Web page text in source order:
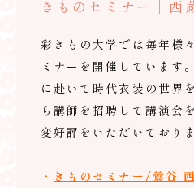
きものセミナー｜西
彩きもの大学では毎年様
ミナーを開催しています
に赴いて時代衣装の世界
ら講師を招聘して講演会
変好評をいただいておりま
・ きものセミナー/鶯谷